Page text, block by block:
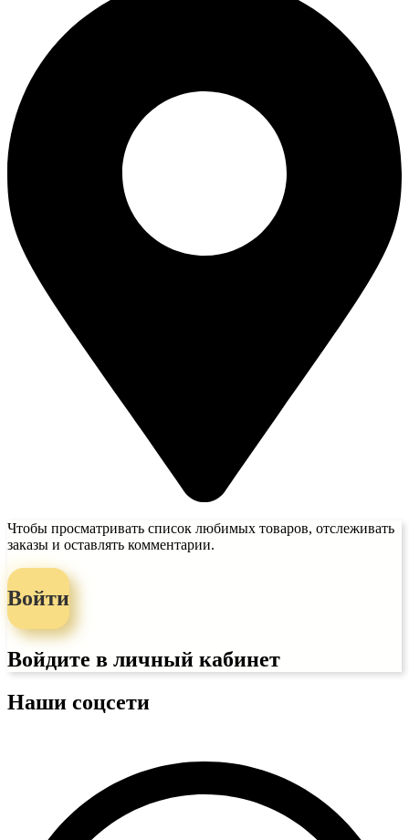
Чтобы просматривать список любимых товаров, отслеживать
заказы и оставлять комментарии.
Войти
Войдите в личный кабинет
Наши соцсети